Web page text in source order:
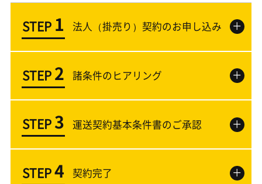
STEP 1 法人（掛売り）契約のお申し込み ＋
STEP2 諸条件のヒアリング ＋
STEP3 運送契約基本条件書のご承認 ＋
STEP4 契約完了 ＋